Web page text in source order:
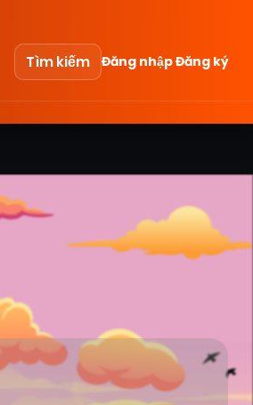
Tìm kiếm Đăng nhậpĐăng ký